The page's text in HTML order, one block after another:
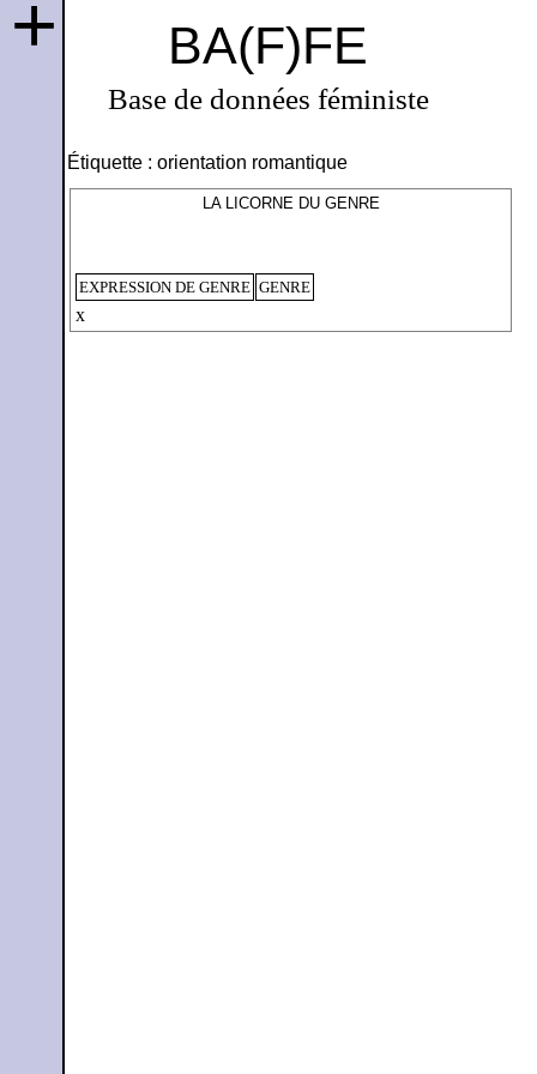
BA(F)FE
Base de données féministe
+
Étiquette : orientation romantique
LA LICORNE DU GENRE
EXPRESSION DE GENRE GENRE
x